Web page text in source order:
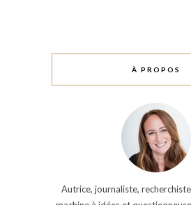
À PROPOS
Autrice, journaliste,